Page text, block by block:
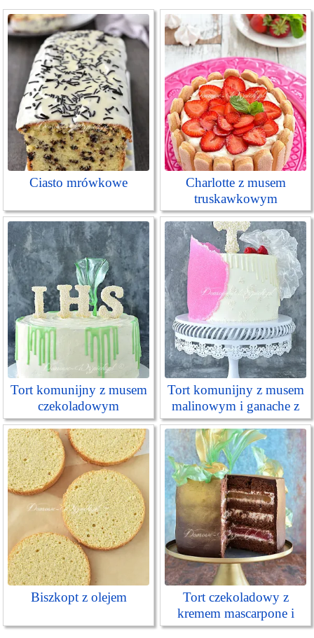
Ciasto mrówkowe
Charlotte z musem
truskawkowym
Tort komunijny z musem
czekoladowym
Tort komunijny z musem
malinowym i ganache z
białej czekolady
Biszkopt z olejem
Tort czekoladowy z
kremem mascarpone i
ganache